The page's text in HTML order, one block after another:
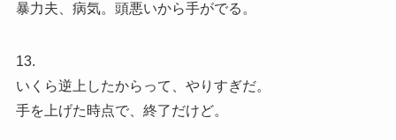
暴力夫、病気。頭悪いから手がでる。
13.
いくら逆上したからって、やりすぎだ。
手を上げた時点で、終了だけど。